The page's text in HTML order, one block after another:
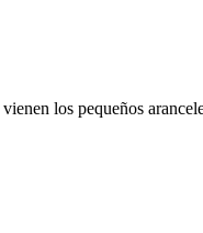
vienen los pequeños